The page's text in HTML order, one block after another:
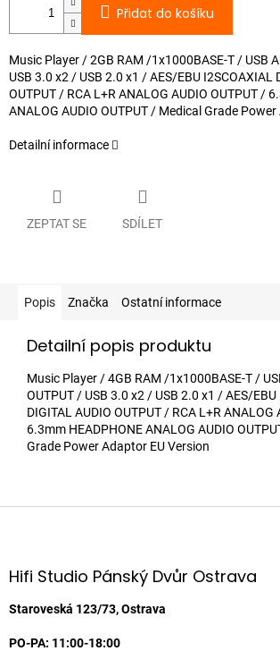
Přidat do košíku
Music Player / 2GB RAM /1x1000BASE-T / USB
USB 3.0 x2 / USB 2.0 x1 / AES/EBU I2SCOAXIAL
OUTPUT / RCA L+R ANALOG AUDIO OUTPUT /
ANALOG AUDIO OUTPUT / Medical Grade
Detailní informace
ZEPTAT SE SDÍLET
Popis Značka Ostatní informace
Detailní popis produktu
Music Player / 4GB RAM /1x1000BASE-T /
OUTPUT / USB 3.0 x2 / USB 2.0 x1 / AES/EBU
DIGITAL AUDIO OUTPUT / RCA L+R ANALOG
6.3mm HEADPHONE ANALOG AUDIO
Grade Power Adaptor EU Version
Z
aHifi Studio Pánský Dvůr Ostrava
Staroveská 123/73, Ostrava
PO-PA: 11:00-18:00